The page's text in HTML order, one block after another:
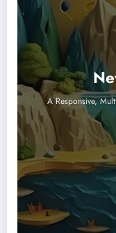
A Responsive,